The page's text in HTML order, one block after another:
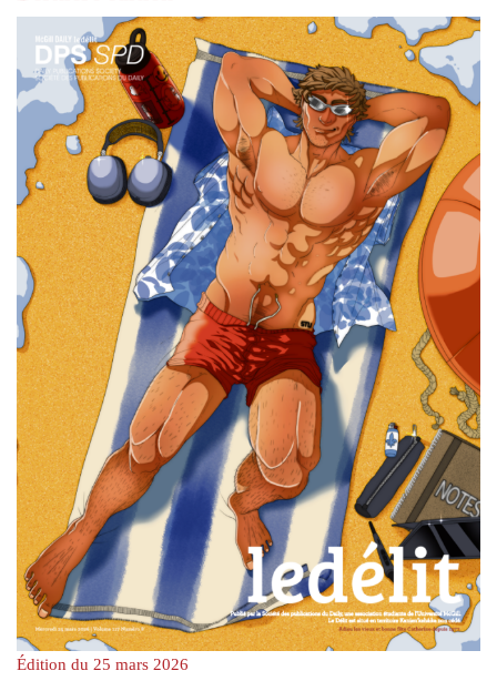
Édition du 25 mars 2026